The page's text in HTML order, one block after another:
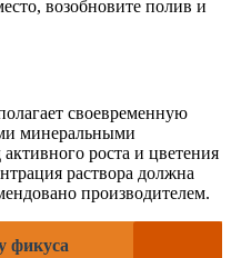
возобновите полив и
своевременную
минеральными
роста и цветения
раствора должна
производителем.
фикуса